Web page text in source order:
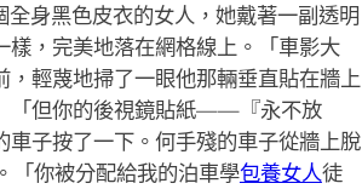
身黑色皮衣的女人，她戴著一副透明
，完美地落在網格線上。「車影大
輕蔑地掃了一眼他那輛垂直貼在牆上
「但你的後視鏡貼紙——『永不放
子按了一下。何手殘的車子從牆上脫
你被分配給我的泊車學包養女人徒